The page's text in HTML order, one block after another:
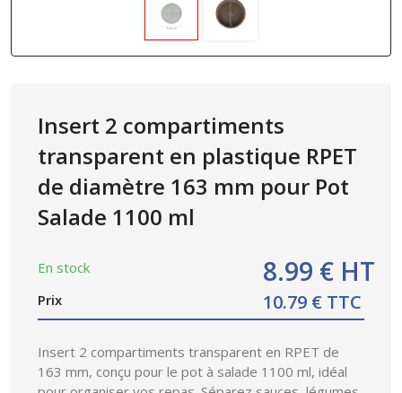
Insert 2 compartiments
transparent en plastique RPET
de diamètre 163 mm pour Pot
Salade 1100 ml
En stock
Prix
8.99 € HT
10.79 € TTC
Insert 2 compartiments transparent en RPET de
163 mm, conçu pour le pot à salade 1100 ml, idéal